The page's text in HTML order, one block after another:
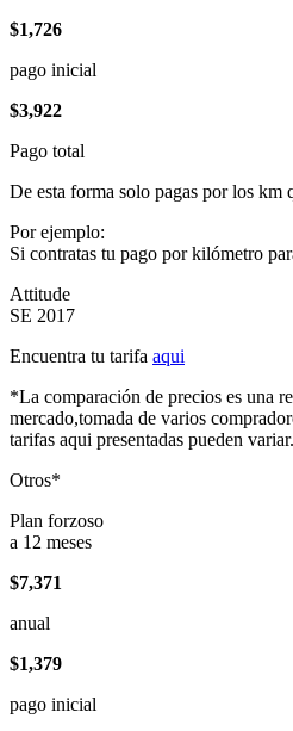
$1,726
pago inicial
$3,922
Pago total
De esta forma solo pagas por los km
Por ejemplo:
Si contratas tu pago por kilómetro
Attitude
SE 2017
Encuentra tu tarifa aqui
*La comparación de precios es una
mercado,tomada de varios
tarifas aqui presentadas pueden variar.
Otros*
Plan forzoso
a 12 meses
$7,371
anual
$1,379
pago inicial